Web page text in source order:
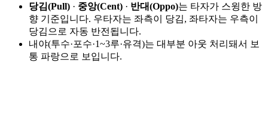
당김(Pull) · 중앙(Cent) · 반대(Oppo)는 타자가 스윙한 방
향 기준입니다. 우타자는 좌측이 당김, 좌타자는 우측이
당김으로 자동 반전됩니다.
내야(투수·포수·1~3루·유격)는 대부분 아웃 처리돼서 보
통 파랑으로 보입니다.